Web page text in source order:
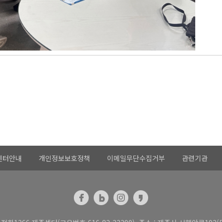
터안내 개인정보보호정책 이메일무단수집거부 관련기관